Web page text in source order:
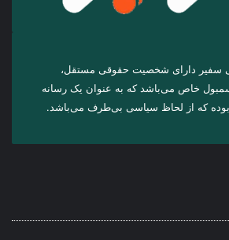
سفیر دارای شخصیت حقوقی مستقل،
خاص می‌باشد که به عنوان یک رسانه
که از لحاظ سیاسی بی‌طرف می‌باشد.